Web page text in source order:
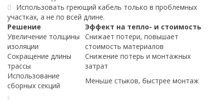
Использовать греющий кабель только в проблемных
участках, а не по всей длине.
Решение
Эффект на тепло- и стоимость
Увеличение толщины
изоляции
Снижает потери, повышает
стоимость материалов
Сокращение длины
трассы
Снижение потерь и монтажных
затрат
Использование
сборных секций
Меньше стыков, быстрее монтаж